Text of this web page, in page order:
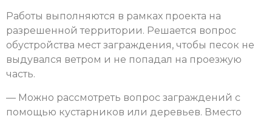
Работы выполняются в рамках проекта на
разрешенной территории. Решается вопрос
обустройства мест заграждения, чтобы песок не
выдувался ветром и не попадал на проезжую
часть.
— Можно рассмотреть вопрос заграждений с
помощью кустарников или деревьев. Вместо